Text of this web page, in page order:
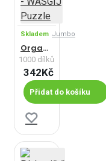
Skladem Jumbo
Organické přetížení! - WASGIJ Puzzle
1000 dílků
342Kč
Přidat do košíku